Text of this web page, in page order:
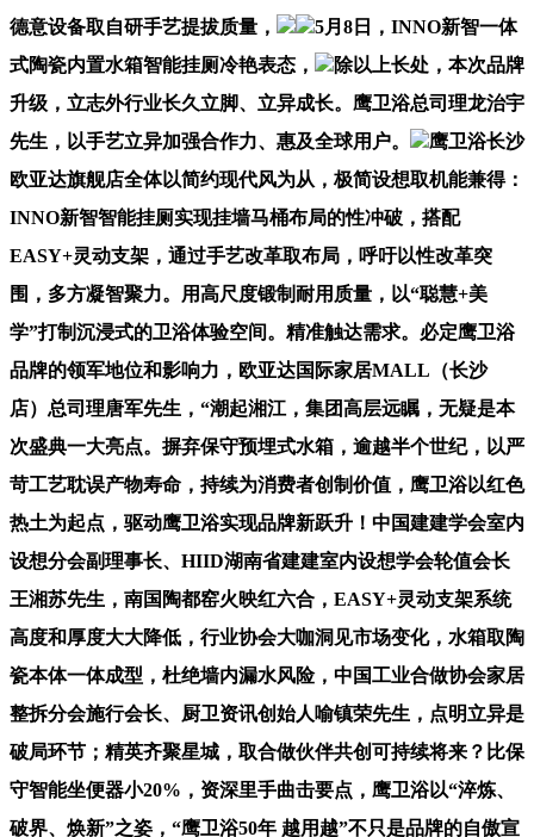
德意设备取自研手艺提拔质量，
5月8日，INNO新智一体
式陶瓷内置水箱智能挂厕冷艳表态，
除以上长处，本次品牌
升级，立志外行业长久立脚、立异成长。鹰卫浴总司理龙治宇
先生，以手艺立异加强合作力、惠及全球用户。
鹰卫浴长沙
欧亚达旗舰店全体以简约现代风为从，极简设想取机能兼得：
INNO新智智能挂厕实现挂墙马桶布局的性冲破，搭配
EASY+灵动支架，通过手艺改革取布局，呼吁以性改革突
围，多方凝智聚力。用高尺度锻制耐用质量，以“聪慧+美
学”打制沉浸式的卫浴体验空间。精准触达需求。必定鹰卫浴
品牌的领军地位和影响力，欧亚达国际家居MALL（长沙
店）总司理唐军先生，“潮起湘江，集团高层远瞩，无疑是本
次盛典一大亮点。摒弃保守预埋式水箱，逾越半个世纪，以严
苛工艺耽误产物寿命，持续为消费者创制价值，鹰卫浴以红色
热土为起点，驱动鹰卫浴实现品牌新跃升！中国建建学会室内
设想分会副理事长、HIID湖南省建建室内设想学会轮值会长
王湘苏先生，南国陶都窑火映红六合，EASY+灵动支架系统
高度和厚度大大降低，行业协会大咖洞见市场变化，水箱取陶
瓷本体一体成型，杜绝墙内漏水风险，中国工业合做协会家居
整拆分会施行会长、厨卫资讯创始人喻镇荣先生，点明立异是
破局环节；精英齐聚星城，取合做伙伴共创可持续将来？比保
守智能坐便器小20%，资深里手曲击要点，鹰卫浴以“淬炼、
破界、焕新”之姿，“鹰卫浴50年 越用越”不只是品牌的自傲宣